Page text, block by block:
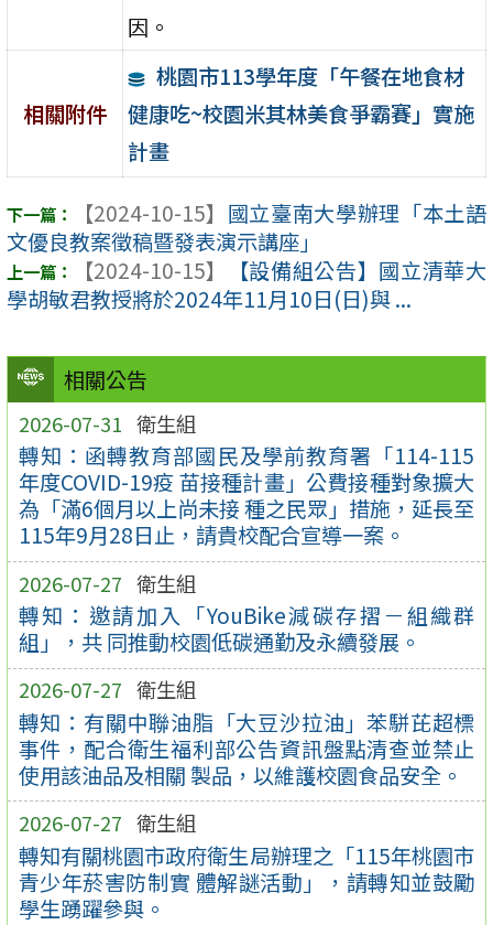
相關公告
2026-07-31 衛生組
轉知：函轉教育部國民及學前教育署「114-115
年度COVID-19疫 苗接種計畫」公費接種對象擴大
為「滿6個月以上尚未接 種之民眾」措施，延長至
115年9月28日止，請貴校配合宣導一案。
2026-07-27 衛生組
轉知：邀請加入「YouBike減碳存摺－組織群
組」，共 同推動校園低碳通勤及永續發展。
2026-07-27 衛生組
轉知：有關中聯油脂「大豆沙拉油」苯駢芘超標
事件，配合衛生福利部公告資訊盤點清查並禁止
使用該油品及相關 製品，以維護校園食品安全。
2026-07-27 衛生組
轉知有關桃園市政府衛生局辦理之「115年桃園市
青少年菸害防制實 體解謎活動」，請轉知並鼓勵
學生踴躍參與。
因。
相關附件
桃園市113學年度「午餐在地食材
健康吃~校園米其林美食爭霸賽」實施
計畫
【2024-10-15】 國立臺南大學辦理「本土語
文優良教案徵稿暨發表演示講座」
【2024-10-15】
【設備組公告】國立清華大
學胡敏君教授將於2024年11月10日(日)與 ...